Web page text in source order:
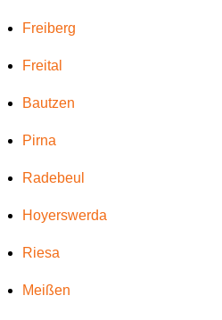
Freiberg
Freital
Bautzen
Pirna
Radebeul
Hoyerswerda
Riesa
Meißen